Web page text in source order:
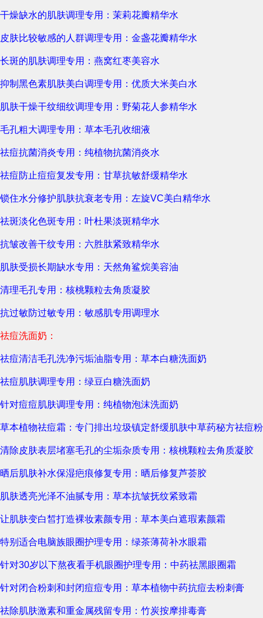
干燥缺水的肌肤调理专用：茉莉花瓣精华水
皮肤比较敏感的人群调理专用：金盏花瓣精华水
长斑的肌肤调理专用：燕窝红枣美容水
抑制黑色素肌肤美白调理专用：优质大米美白水
肌肤干燥干纹细纹调理专用：野菊花人参精华水
毛孔粗大调理专用：草本毛孔收细液
祛痘抗菌消炎专用：纯植物抗菌消炎水
祛痘防止痘痘复发专用：甘草抗敏舒缓精华水
锁住水分修护肌肤抗衰老专用：左旋VC美白精华水
祛斑淡化色斑专用：叶杜果淡斑精华水
抗皱改善干纹专用：六胜肽紧致精华水
肌肤受损长期缺水专用：天然角鲨烷美容油
清理毛孔专用：核桃颗粒去角质凝胶
抗过敏防过敏专用：敏感肌专用调理水
祛痘洗面奶：
祛痘清洁毛孔洗净污垢油脂专用：草本白糖洗面奶
祛痘肌肤调理专用：绿豆白糖洗面奶
针对痘痘肌肤调理专用：纯植物泡沫洗面奶
草本植物祛痘霜：专门排出垃圾镇定舒缓肌肤中草药秘方祛痘粉
清除皮肤表层堵塞毛孔的尘垢杂质专用：核桃颗粒去角质凝胶
晒后肌肤补水保湿疤痕修复专用：晒后修复芦荟胶
肌肤透亮光泽不油腻专用：草本抗皱抚纹紧致霜
让肌肤变白皙打造裸妆素颜专用：草本美白遮瑕素颜霜
特别适合电脑族眼圈护理专用：绿茶薄荷补水眼霜
针对30岁以下熬夜看手机眼圈护理专用：中药祛黑眼圈霜
针对闭合粉刺和封闭痘痘专用：草本植物中药抗痘去粉刺膏
祛除肌肤激素和重金属残留专用：竹炭按摩排毒膏